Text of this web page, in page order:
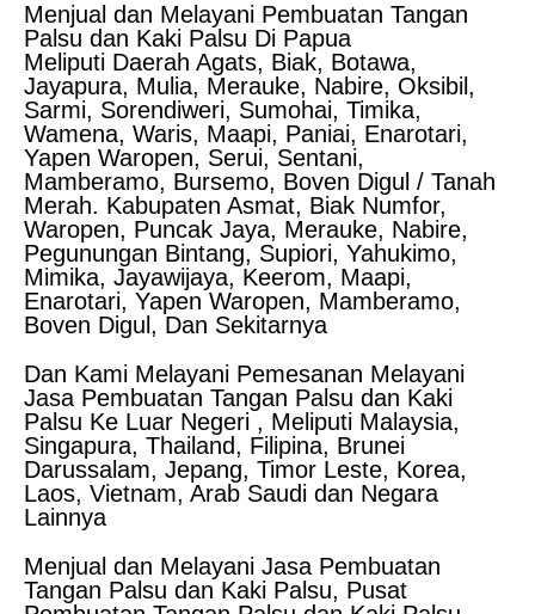
Menjual dan Melayani Pembuatan Tangan
Palsu dan Kaki Palsu Di Papua
Meliputi Daerah Agats, Biak, Botawa,
Jayapura, Mulia, Merauke, Nabire, Oksibil,
Sarmi, Sorendiweri, Sumohai, Timika,
Wamena, Waris, Maapi, Paniai, Enarotari,
Yapen Waropen, Serui, Sentani,
Mamberamo, Bursemo, Boven Digul / Tanah
Merah. Kabupaten Asmat, Biak Numfor,
Waropen, Puncak Jaya, Merauke, Nabire,
Pegunungan Bintang, Supiori, Yahukimo,
Mimika, Jayawijaya, Keerom, Maapi,
Enarotari, Yapen Waropen, Mamberamo,
Boven Digul, Dan Sekitarnya
Dan Kami Melayani Pemesanan Melayani
Jasa Pembuatan Tangan Palsu dan Kaki
Palsu Ke Luar Negeri , Meliputi Malaysia,
Singapura, Thailand, Filipina, Brunei
Darussalam, Jepang, Timor Leste, Korea,
Laos, Vietnam, Arab Saudi dan Negara
Lainnya
Menjual dan Melayani Jasa Pembuatan
Tangan Palsu dan Kaki Palsu, Pusat